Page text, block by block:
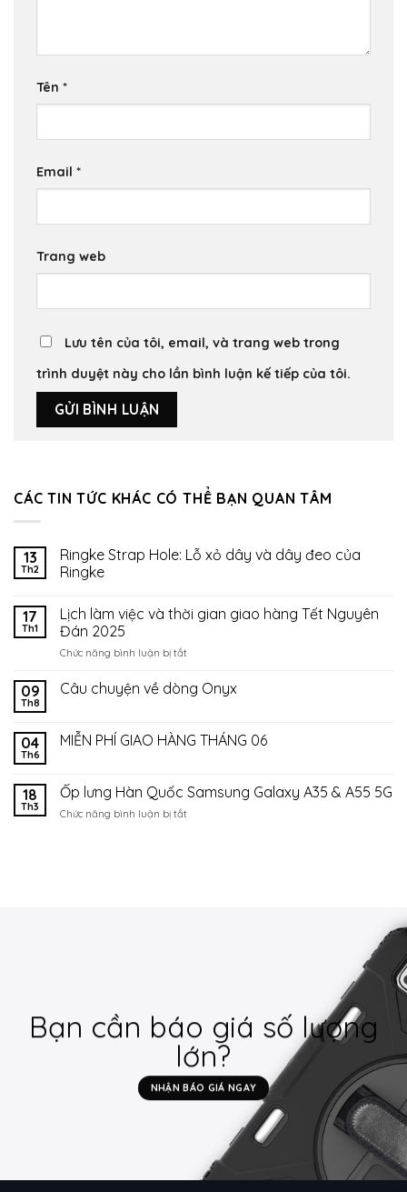
Tên *
Email *
Trang web
Lưu tên của tôi, email, và trang web trong
trình duyệt này cho lần bình luận kế tiếp của tôi.
CÁC TIN TỨC KHÁC CÓ THỂ BẠN QUAN TÂM
13
Th2
Ringke Strap Hole: Lỗ xỏ dây và dây đeo của
Ringke
17
Th1
Lịch làm việc và thời gian giao hàng Tết Nguyên
Đán 2025
Chức năng bình luận bị tắtở
làm
việc
gian
Tết
09
Th8
Câu chuyện về dòng Onyx
04
Th6
MIỄN PHÍ GIAO HÀNG THÁNG 06
18
Th3
Ốp lưng Hàn Quốc Samsung Galaxy A35 & A55 5G
Chức năng bình luận bị tắtở
Bạn cần báo giá số lượng
lớn?
NHẬN BÁO GIÁ NGAY